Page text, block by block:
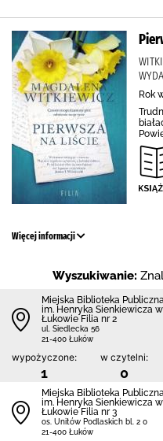
Rok
Więcej informacji
Wyszukiwanie:
Miejska Biblioteka
im. Henryka Sienkiewicza w
Łukowie Filia nr 2
ul. Siedlecka 56
21-400 Łuków
wypożyczone:
1
w czytelni:
0
Miejska Biblioteka
im. Henryka Sienkiewicza w
Łukowie Filia nr 3
os. Unitów Podlaskich bl. 2 0
21-400 Łuków